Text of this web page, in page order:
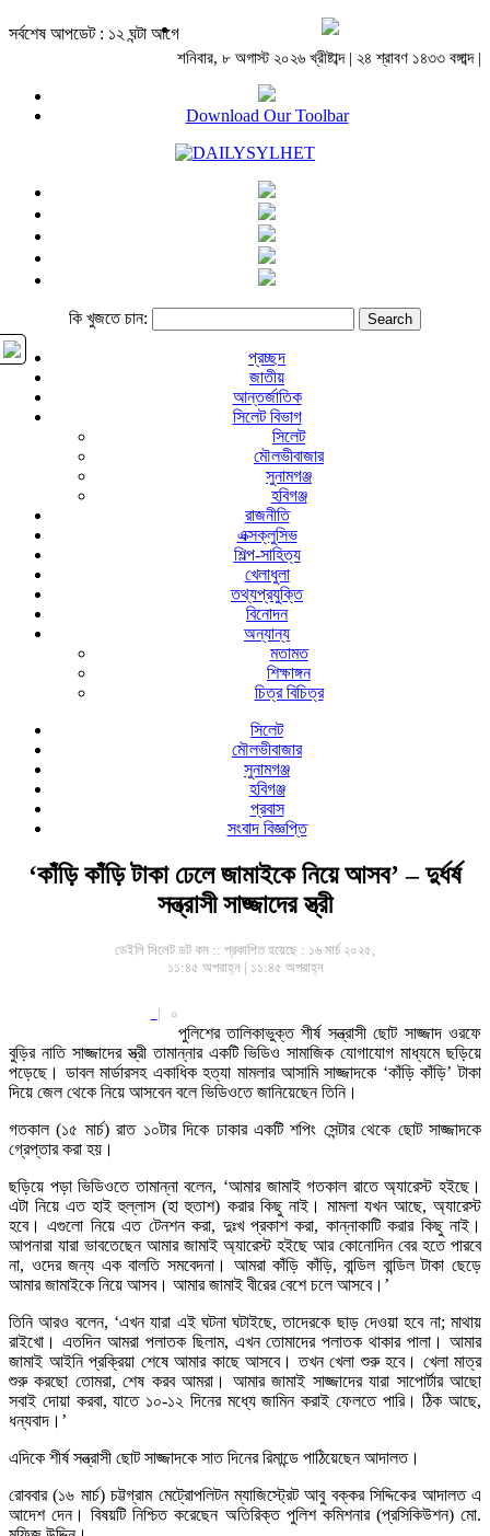
সর্বশেষ আপডেট : ১২ ঘন্টা আগে
শনিবার, ৮ অগাস্ট ২০২৬ খ্রীষ্টাব্দ | ২৪ শ্রাবণ ১৪৩৩ বঙ্গাব্দ |
Download Our Toolbar
কি খুজতে চান:
প্রচ্ছদ
জাতীয়
আন্তর্জাতিক
সিলেট বিভাগ
সিলেট
মৌলভীবাজার
সুনামগঞ্জ
হবিগঞ্জ
রাজনীতি
এক্সক্লুসিভ
শিল্প-সাহিত্য
খেলাধুলা
তথ্যপ্রযুক্তি
বিনোদন
অন্যান্য
মতামত
শিক্ষাঙ্গন
চিত্র বিচিত্র
সিলেট
মৌলভীবাজার
সুনামগঞ্জ
হবিগঞ্জ
প্রবাস
সংবাদ বিজ্ঞপ্তি
‘কাঁড়ি কাঁড়ি টাকা ঢেলে জামাইকে নিয়ে আসব’ – দুর্ধর্ষ
সন্ত্রাসী সাজ্জাদের স্ত্রী
ডেইলি সিলেট ডট কম :: প্রকাশিত হয়েছে : ১৬ মার্চ ২০২৫,
১১:৪৫ অপরাহ্ন | ১১:৪৫ অপরাহ্ন
| ০
পুলিশের তালিকাভুক্ত শীর্ষ সন্ত্রাসী ছোট সাজ্জাদ ওরফে
বুড়ির নাতি সাজ্জাদের স্ত্রী তামান্নার একটি ভিডিও সামাজিক যোগাযোগ মাধ্যমে ছড়িয়ে
পড়েছে। ডাবল মার্ডারসহ একাধিক হত্যা মামলার আসামি সাজ্জাদকে ‘কাঁড়ি কাঁড়ি’ টাকা
দিয়ে জেল থেকে নিয়ে আসবেন বলে ভিডিওতে জানিয়েছেন তিনি।
গতকাল (১৫ মার্চ) রাত ১০টার দিকে ঢাকার একটি শপিং সেন্টার থেকে ছোট সাজ্জাদকে
গ্রেপ্তার করা হয়।
ছড়িয়ে পড়া ভিডিওতে তামান্না বলেন, ‘আমার জামাই গতকাল রাতে অ্যারেস্ট হইছে।
এটা নিয়ে এত হাই হুল্লাস (হা হুতাশ) করার কিছু নাই। মামলা যখন আছে, অ্যারেস্ট
হবে। এগুলো নিয়ে এত টেনশন করা, দুঃখ প্রকাশ করা, কান্নাকাটি করার কিছু নাই।
আপনারা যারা ভাবতেছেন আমার জামাই অ্যারেস্ট হইছে আর কোনোদিন বের হতে পারবে
না, ওদের জন্য এক বালতি সমবেদনা। আমরা কাঁড়ি কাঁড়ি, বান্ডিল বান্ডিল টাকা ছেড়ে
আমার জামাইকে নিয়ে আসব। আমার জামাই বীরের বেশে চলে আসবে।’
তিনি আরও বলেন, ‘এখন যারা এই ঘটনা ঘটাইছে, তাদেরকে ছাড় দেওয়া হবে না; মাথায়
রাইখো। এতদিন আমরা পলাতক ছিলাম, এখন তোমাদের পলাতক থাকার পালা। আমার
জামাই আইনি প্রক্রিয়া শেষে আমার কাছে আসবে। তখন খেলা শুরু হবে। খেলা মাত্র
শুরু করছো তোমরা, শেষ করব আমরা। আমার জামাই সাজ্জাদের যারা সাপোর্টার আছো
সবাই দোয়া করবা, যাতে ১০-১২ দিনের মধ্যে জামিন করাই ফেলতে পারি। ঠিক আছে,
ধন্যবাদ।’
এদিকে শীর্ষ সন্ত্রাসী ছোট সাজ্জাদকে সাত দিনের রিমান্ডে পাঠিয়েছেন আদালত।
রোববার (১৬ মার্চ) চট্টগ্রাম মেট্রোপলিটন ম্যাজিস্ট্রেট আবু বক্কর সিদ্দিকের আদালত এ
আদেশ দেন। বিষয়টি নিশ্চিত করেছেন অতিরিক্ত পুলিশ কমিশনার (প্রসিকিউশন) মো.